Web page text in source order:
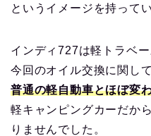
というイメージを持って
インディ727は軽トラベ
今回のオイル交換に関し
普通の軽自動車とほぼ変
軽キャンピングカーだか
りませんでした。